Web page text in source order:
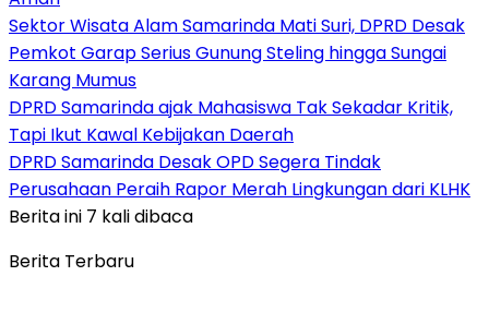
Sektor Wisata Alam Samarinda Mati Suri, DPRD Desak
Pemkot Garap Serius Gunung Steling hingga Sungai
Karang Mumus
DPRD Samarinda ajak Mahasiswa Tak Sekadar Kritik,
Tapi Ikut Kawal Kebijakan Daerah
DPRD Samarinda Desak OPD Segera Tindak
Perusahaan Peraih Rapor Merah Lingkungan dari KLHK
Berita ini 7 kali dibaca
Berita Terbaru